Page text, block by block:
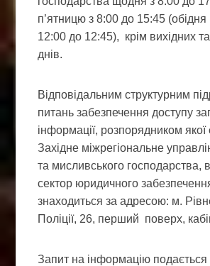
п’ятницю з 8:00 до 15:45
12:00 до 12:45), крім вихідних
днів.
Відповідальним структурним
питань забезпечення доступу
інформації, розпорядником якої
Західне міжрегіональне
та мисливського господарства,
сектор юридичного
знаходиться за адресою: м.
Поліції, 26, перший поверх,
Запит на інформацію подається